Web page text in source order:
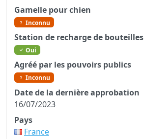
Gamelle pour chien
Inconnu
Station de recharge de bouteilles
Oui
Agréé par les pouvoirs publics
Inconnu
Date de la dernière approbation
16/07/2023
Pays
France